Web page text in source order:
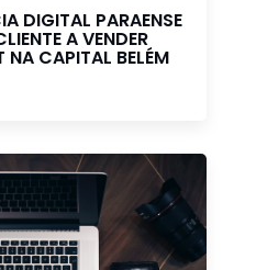
DIGITAL PARAENSE
A VENDER
NA CAPITAL BELÉM